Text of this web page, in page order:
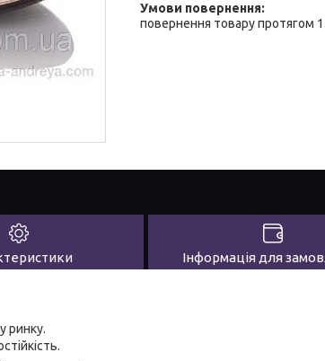
повернення товару протягом
Інформація для
ринку.